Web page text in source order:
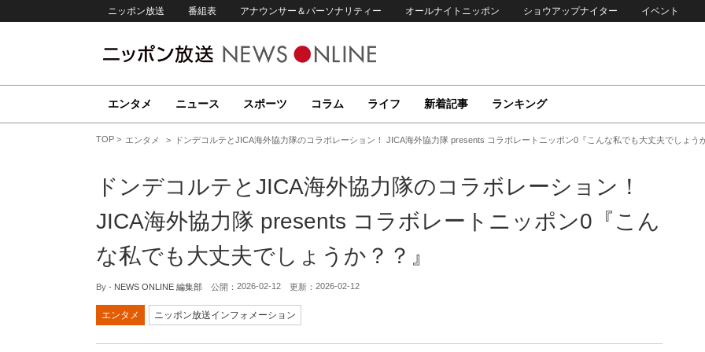
ニッポン放送 番組表 アナウンサー＆パーソナリティー オールナイトニッポン ショウアップナイター イベント
エンタメ ニュース スポーツ コラム ライフ 新着記事 ランキング
TOP エンタメ ドンデコルテとJICA海外協力隊のコラボレーション！ JICA海外協力隊 presents コラボレートニッポン0『こんな私でも大丈夫でしょう
ドンデコルテとJICA海外協力隊のコラボレーション！
JICA海外協力隊 presents コラボレートニッポン0『こん
な私でも大丈夫でしょうか？？』
By - NEWS ONLINE 編集部 公開： 2026-02-12 更新： 2026-02-12
エンタメ ニッポン放送インフォメーション